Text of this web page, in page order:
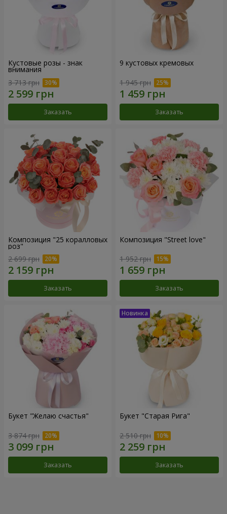
Кустовые розы - знак
внимания
3 713 грн
Заказать
9 кустовых кремовых
1 945 грн
Заказать
Композиция "25 коралловых
роз"
2 699 грн
Заказать
Композиция "Street love"
1 952 грн
Заказать
Букет "Желаю счастья"
3 874 грн
Заказать
Букет "Старая Рига"
2 510 грн
Заказать